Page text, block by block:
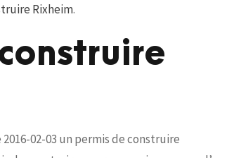
Rixheim.
02-03 un permis de construire